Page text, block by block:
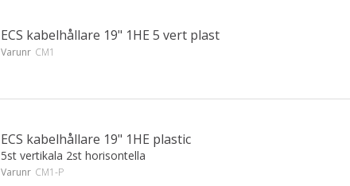
ECS kabelhållare 19" 1HE 5 vert plast
Varunr CM1
ECS kabelhållare 19" 1HE plastic
5st vertikala 2st horisontella
Varunr CM1-P